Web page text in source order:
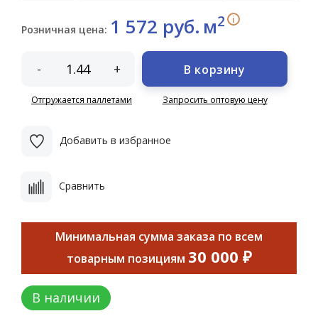
Розничная цена: 1 572 руб. м2 i
- +
Отгружается паллетами
В корзину
Запросить оптовую цену
Добавить в избранное
Сравнить
Минимальная сумма заказа по всем
товарным позициям 30 000 ₽
В наличии